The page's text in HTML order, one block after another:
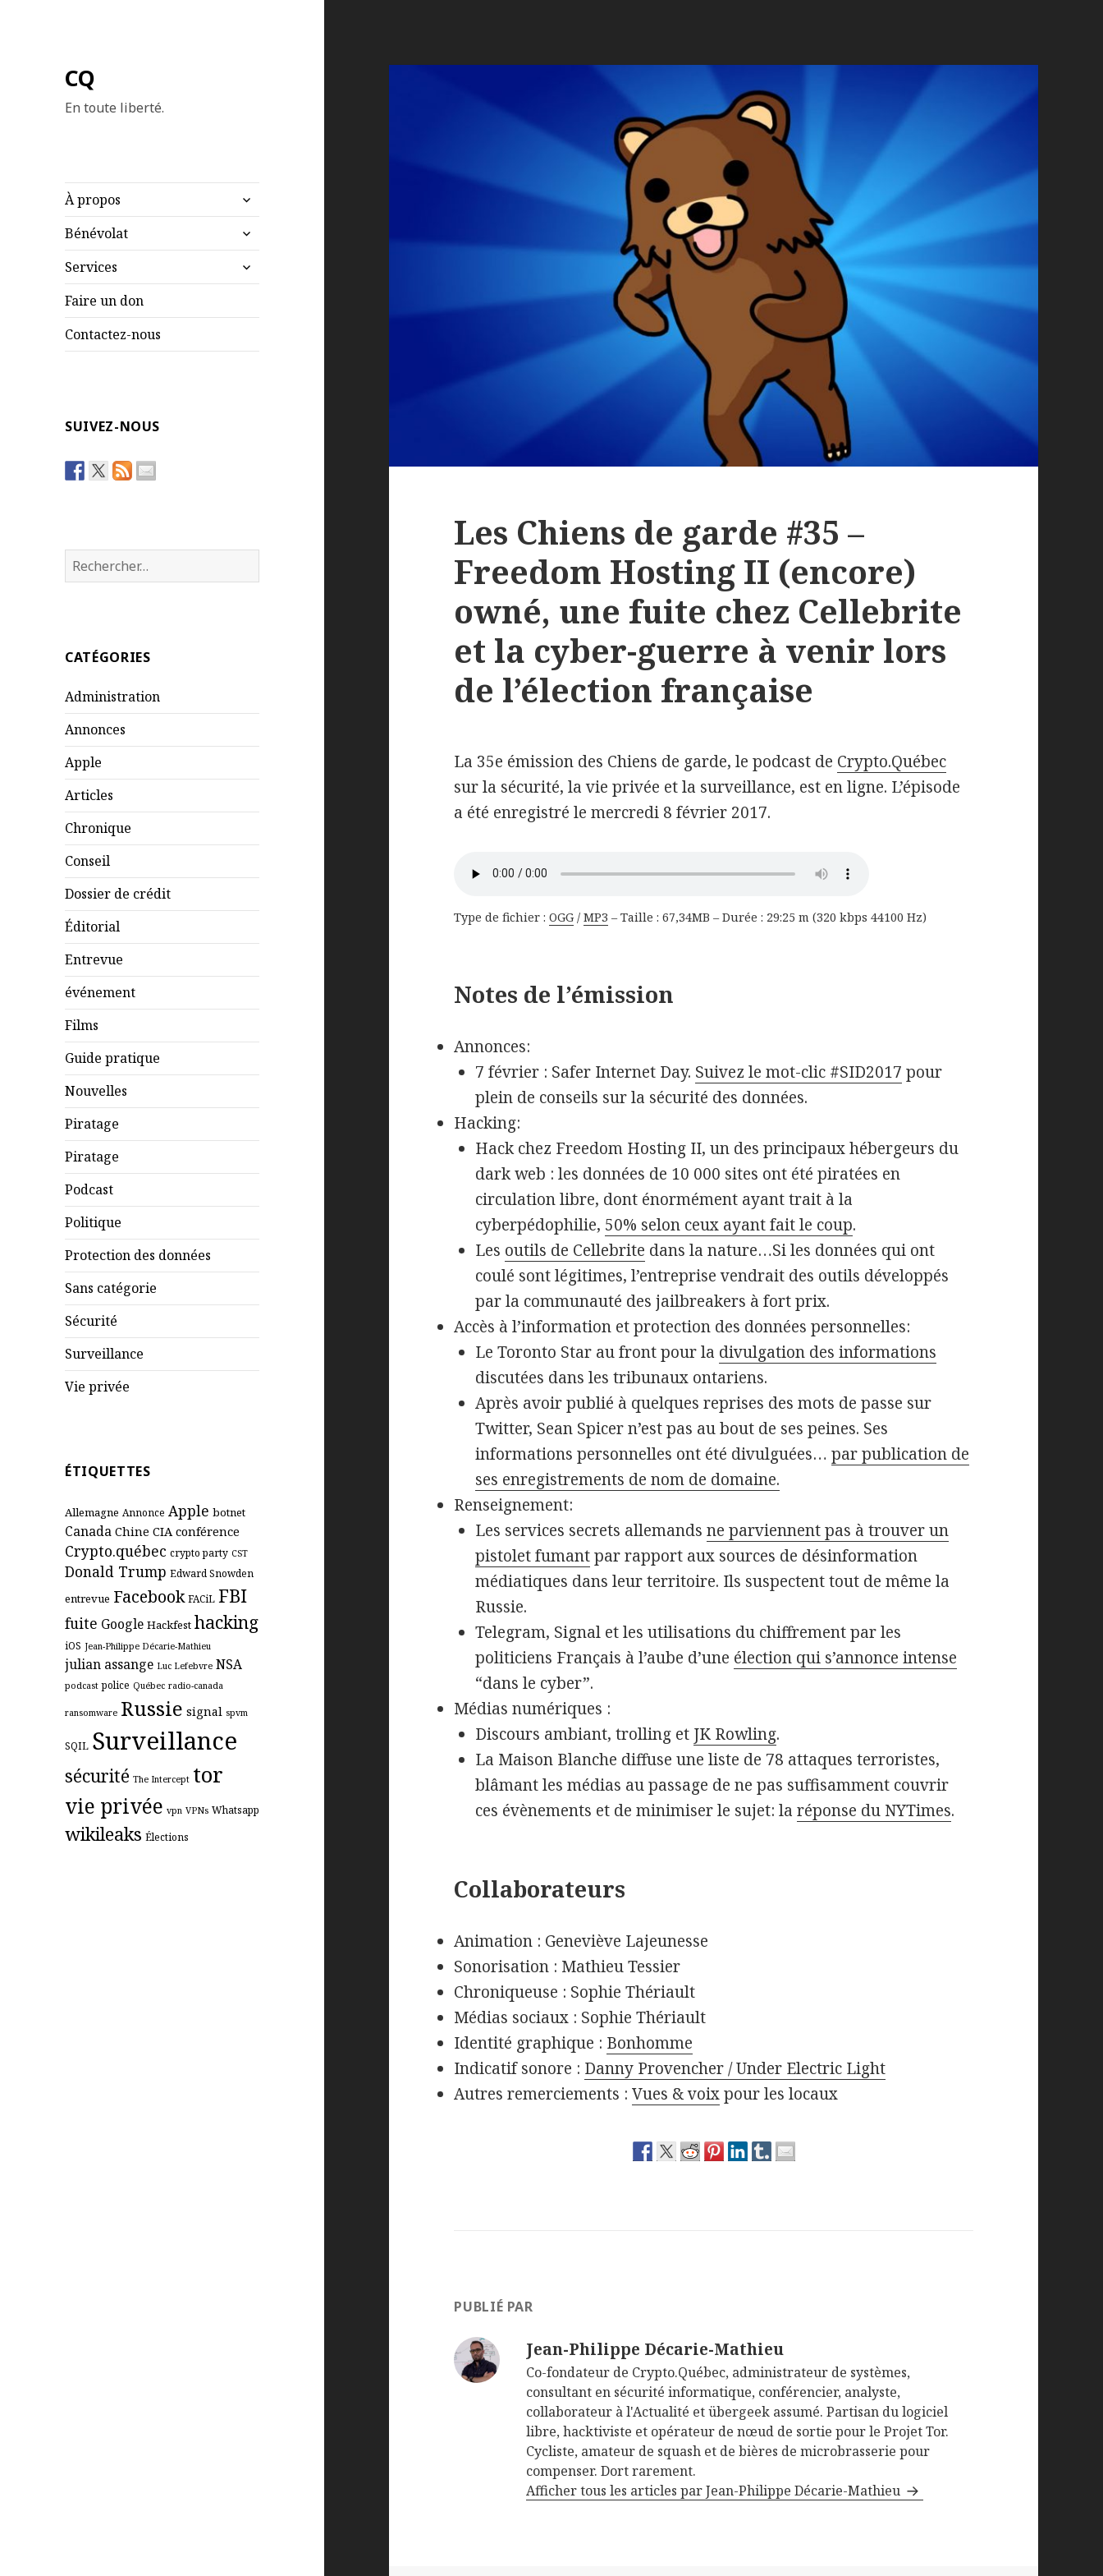
CQ
En toute liberté.
À propos
ouvrir
le
sous-
menu
Bénévolat
ouvrir
le
sous-
menu
Services
ouvrir
le
menu
Faire un don
Contactez-nous
SUIVEZ-NOUS
Rechercher :
CATÉGORIES
Administration
Annonces
Apple
Articles
Chronique
Conseil
Dossier de crédit
Éditorial
Entrevue
événement
Films
Guide pratique
Nouvelles
Piratage
Piratage
Podcast
Politique
Protection des données
Sans catégorie
Sécurité
Surveillance
Vie privée
ÉTIQUETTES
Allemagne Annonce Apple botnet
Canada Chine CIA conférence
Crypto.québec crypto party CST
Donald Trump Edward Snowden
entrevue Facebook FACiL FBI
fuite Google Hackfest hacking
iOS Jean-Philippe Décarie-Mathieu
julian assange Luc Lefebvre NSA
podcast police Québec radio-canada
ransomware Russie signal spvm
SQIL Surveillance
sécurité The Intercept tor
vie privée vpn VPNs Whatsapp
wikileaks Élections
Les Chiens de garde #35 –
Freedom Hosting II (encore)
owné, une fuite chez Cellebrite
et la cyber-guerre à venir lors
de l’élection française
La 35e émission des Chiens de garde, le podcast de Crypto.Québec
sur la sécurité, la vie privée et la surveillance, est en ligne. L’épisode
a été enregistré le mercredi 8 février 2017.
Type de fichier :OGG /MP3 – Taille : 67,34MB – Durée : 29:25 m (320 kbps 44100 Hz)
Notes de l’émission
Annonces:
7 février : Safer Internet Day. Suivez le mot-clic #SID2017 pour
plein de conseils sur la sécurité des données.
Hacking:
Hack chez Freedom Hosting II, un des principaux hébergeurs du
dark web : les données de 10 000 sites ont été piratées en
circulation libre, dont énormément ayant trait à la
cyberpédophilie, 50% selon ceux ayant fait le coup.
Les outils de Cellebrite dans la nature…Si les données qui ont
coulé sont légitimes, l’entreprise vendrait des outils développés
par la communauté des jailbreakers à fort prix.
Accès à l’information et protection des données personnelles:
Le Toronto Star au front pour la divulgation des informations
discutées dans les tribunaux ontariens.
Après avoir publié à quelques reprises des mots de passe sur
Twitter, Sean Spicer n’est pas au bout de ses peines. Ses
informations personnelles ont été divulguées… par publication de
ses enregistrements de nom de domaine.
Renseignement:
Les services secrets allemands ne parviennent pas à trouver un
pistolet fumantpar rapport aux sources de désinformation
médiatiques dans leur territoire. Ils suspectent tout de même la
Russie.
Telegram, Signal et les utilisations du chiffrement par les
politiciens Français à l’aube d’une élection qui s’annonce intense
“dans le cyber”.
Médias numériques :
Discours ambiant, trolling et JK Rowling.
La Maison Blanche diffuse une liste de 78 attaques terroristes,
blâmant les médias au passage de ne pas suffisamment couvrir
ces évènements et de minimiser le sujet: la réponse du NYTimes.
Collaborateurs
Animation : Geneviève Lajeunesse
Sonorisation : Mathieu Tessier
Chroniqueuse : Sophie Thériault
Médias sociaux : Sophie Thériault
Identité graphique : Bonhomme
Indicatif sonore : Danny Provencher / Under Electric Light
Autres remerciements :Vues & voixpour les locaux
PUBLIÉ PAR
Jean-Philippe Décarie-Mathieu
Co-fondateur de Crypto.Québec, administrateur de systèmes,
consultant en sécurité informatique, conférencier, analyste,
collaborateur à l'Actualité et übergeek assumé. Partisan du logiciel
libre, hacktiviste et opérateur de nœud de sortie pour le Projet Tor.
Cycliste, amateur de squash et de bières de microbrasserie pour
compenser. Dort rarement.
Afficher tous les articles par Jean-Philippe Décarie-Mathieu